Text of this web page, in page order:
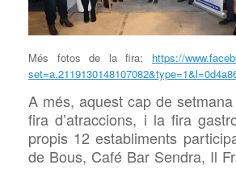
Més fotos de la fira: https://
A més, aquest cap de
fira d’atraccions, i la fira
propis 12 establiments
de Bous, Café Bar Sendra, Il